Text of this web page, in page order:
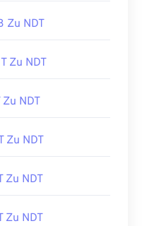
Zu NDT
Zu NDT
Zu NDT
Zu NDT
Zu NDT
Zu NDT